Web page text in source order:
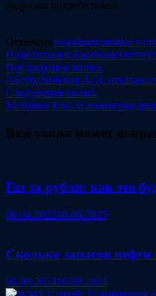
будущих потребителей.
Отмеченовозобновляемые
Поделиться в Facebook
Навигация
по
записям
Предыдущая запись
запись:
Австралийская AGL
Следующая записьСледующая
запись:
Метрики ESG и
Вам также может
Газ за рубли: как это
06.04.202210.06.2025
Сколько запасов нефти
01.09.202416.09.2024